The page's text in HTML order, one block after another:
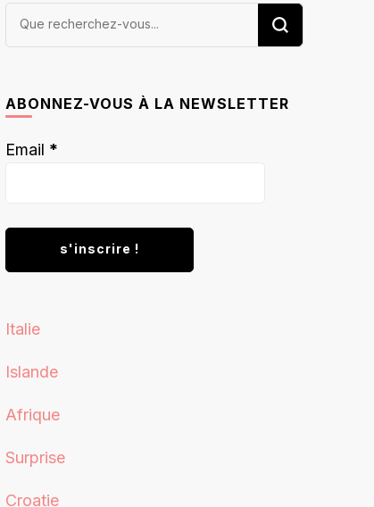
Vous
ABONNEZ-VOUS À LA NEWSLETTER
Email *
Italie
Islande
Afrique
Surprise
Croatie